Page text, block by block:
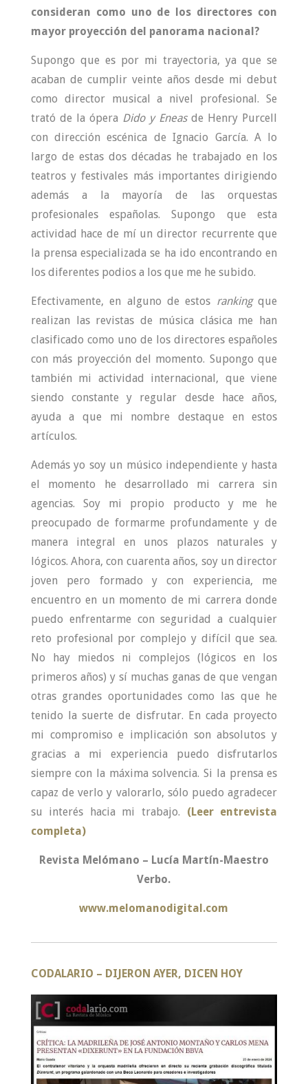
consideran como uno de los directores con
mayor proyección del panorama nacional?
Supongo que es por mi trayectoria, ya que se
acaban de cumplir veinte años desde mi debut
como director musical a nivel profesional. Se
trató de la ópera Dido y Eneasde Henry Purcell
con dirección escénica de Ignacio García. A lo
largo de estas dos décadas he trabajado en los
teatros y festivales más importantes dirigiendo
además a la mayoría de las orquestas
profesionales españolas. Supongo que esta
actividad hace de mí un director recurrente que
la prensa especializada se ha ido encontrando en
los diferentes podios a los que me he subido.
Efectivamente, en alguno de estos rankingque
realizan las revistas de música clásica me han
clasificado como uno de los directores españoles
con más proyección del momento. Supongo que
también mi actividad internacional, que viene
siendo constante y regular desde hace años,
ayuda a que mi nombre destaque en estos
artículos.
Además yo soy un músico independiente y hasta
el momento he desarrollado mi carrera sin
agencias. Soy mi propio producto y me he
preocupado de formarme profundamente y de
manera integral en unos plazos naturales y
lógicos. Ahora, con cuarenta años, soy un director
joven pero formado y con experiencia, me
encuentro en un momento de mi carrera donde
puedo enfrentarme con seguridad a cualquier
reto profesional por complejo y difícil que sea.
No hay miedos ni complejos (lógicos en los
primeros años) y sí muchas ganas de que vengan
otras grandes oportunidades como las que he
tenido la suerte de disfrutar. En cada proyecto
mi compromiso e implicación son absolutos y
gracias a mi experiencia puedo disfrutarlos
siempre con la máxima solvencia. Si la prensa es
capaz de verlo y valorarlo, sólo puedo agradecer
su interés hacia mi trabajo.
(Leer entrevista
completa)
Revista Melómano – Lucía Martín-Maestro
Verbo.
www.melomanodigital.com
CODALARIO – DIJERON AYER, DICEN HOY